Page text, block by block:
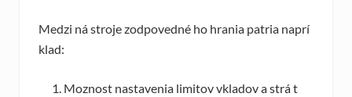
Medzi ná stroje zodpovedné ho hrania patria naprí
klad:
Moznost nastavenia limitov vkladov a strá t